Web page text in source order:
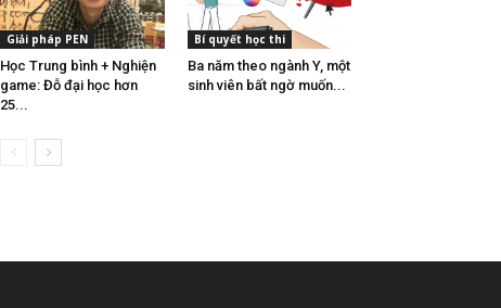
Giải pháp PEN
Học Trung bình + Nghiện
game: Đỗ đại học hơn
25...
Bí quyết học thi
Ba năm theo ngành Y, một
sinh viên bất ngờ muốn...